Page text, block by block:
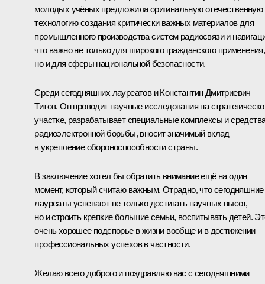
молодых учёных предложила оригинальную отечественную
технологию создания критически важных материалов для
промышленного производства систем радиосвязи и
что важно не только для широкого гражданского применения,
но и для сферы национальной безопасности.
Среди сегодняшних лауреатов и Константин Дмитриевич
Титов. Он проводит научные исследования на
участке, разрабатывает специальные комплексы и
радиоэлектронной борьбы, вносит значимый вклад
в укрепление обороноспособности страны.
В заключение хотел бы обратить внимание ещё на один
момент, который считаю важным. Отрадно, что сегодняшние
лауреаты успевают не только достигать научных высот,
но и строить крепкие большие семьи, воспитывать детей.
очень хорошее подспорье в жизни вообще и в достижении
профессиональных успехов в частности.
Желаю всего доброго и поздравляю вас с сегодняшними